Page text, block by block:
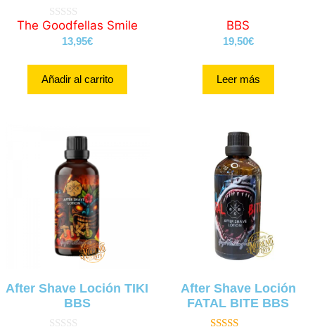
0
The Goodfellas Smile
13,95€
Añadir al carrito
BBS
19,50€
Leer más
After Shave Loción TIKI
BBS
After Shave Loción
FATAL BITE BBS